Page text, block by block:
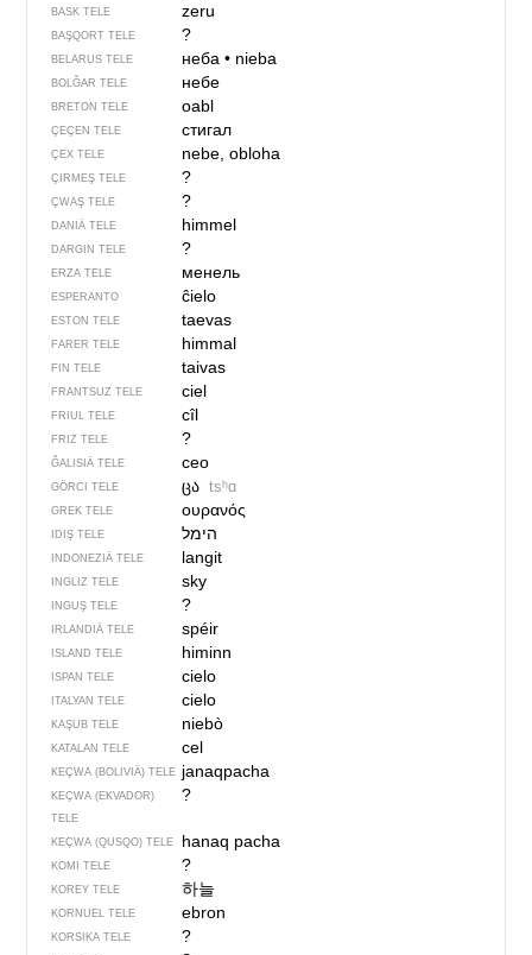
BASK TELE zeru
BAŞQORT TELE ?
BELARUS TELE неба• nieba
BOLĞAR TELE небе
BRETON TELE oabl
ÇEÇEN TELE стигал
ÇEX TELE nebe, obloha
ÇIRMEŞ TELE ?
ÇWAŞ TELE ?
DANIÄ TELE himmel
DARGIN TELE ?
ERZA TELE менель
ESPERANTO ĉielo
ESTON TELE taevas
FARER TELE himmal
FIN TELE taivas
FRANTSUZ TELE ciel
FRIUL TELE cîl
FRIZ TELE ?
ĞALISIÄ TELE ceo
GÖRCI TELE ცა tsʰɑ
GREK TELE ουρανός
IDIŞ TELE הימל
INDONEZIÄ TELE langit
INGLIZ TELE sky
INGUŞ TELE ?
IRLANDIÄ TELE spéir
ISLAND TELE himinn
ISPAN TELE cielo
ITALYAN TELE cielo
KAŞUB TELE niebò
KATALAN TELE cel
KEÇWA (BOLIVIÄ) TELE janaqpacha
KEÇWA (EKVADOR)
TELE
?
KEÇWA (QUSQO) TELE hanaq pacha
KOMI TELE ?
KOREY TELE 하늘
KORNUEL TELE ebron
KORSIKA TELE ?